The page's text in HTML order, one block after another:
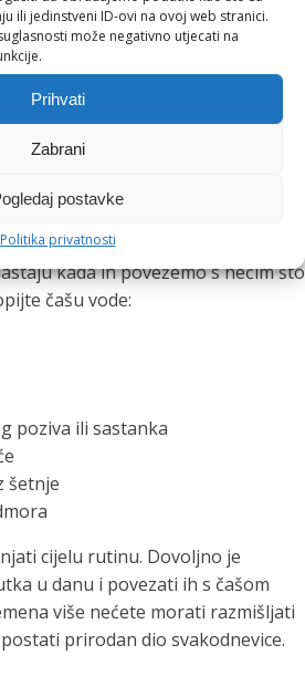
ili jedinstveni ID-ovi na ovoj web stranici.
može negativno utjecati na
Prihvati
Zabrani
postavke
Politika privatnosti
korisna tijekom poslovnih ručkova,
ljetnih dana. Čaša vode između
usporiti, osvježiti se i lakše pratiti
koji stvaraju
kada ih povežemo s nečim što
čašu vode:
poziva ili sastanka
šetnje
cijelu rutinu. Dovoljno je
u danu i povezati ih s čašom
više nećete morati razmišljati
prirodan dio svakodnevice.